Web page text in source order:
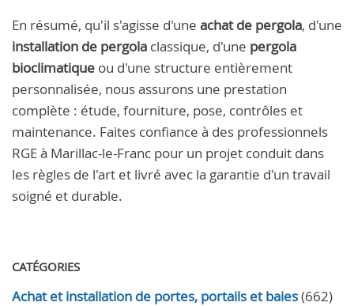
En résumé, qu'il s'agisse d'une achat de pergola, d'une
installation de pergola classique, d'une pergola
bioclimatique ou d'une structure entièrement
personnalisée, nous assurons une prestation
complète : étude, fourniture, pose, contrôles et
maintenance. Faites confiance à des professionnels
RGE à Marillac-le-Franc pour un projet conduit dans
les règles de l'art et livré avec la garantie d'un travail
soigné et durable.
CATÉGORIES
Achat et installation de portes, portails et baies(662)